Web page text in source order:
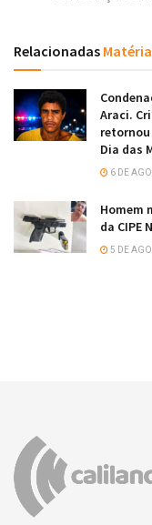
Relacionadas
Araci.
Dia das
6 DE
Homem
da CIPE
5 DE